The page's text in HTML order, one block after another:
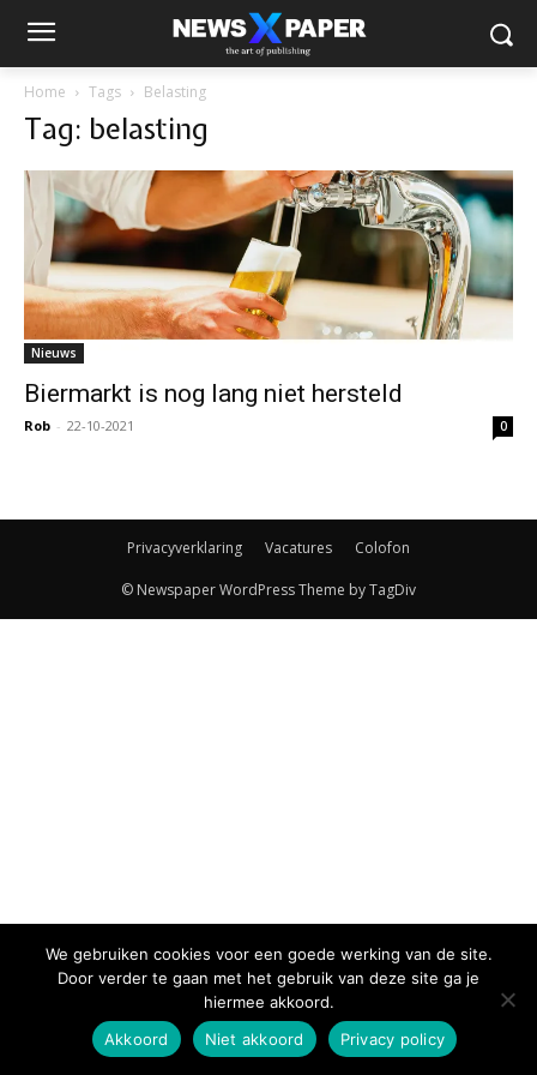
Home Tags Belasting
Tag: belasting
Nieuws
Biermarkt is nog lang niet hersteld
Rob - 22-10-2021 0
Privacyverklaring Vacatures Colofon
© Newspaper WordPress Theme by TagDiv
We gebruiken cookies voor een goede werking van de site.
Door verder te gaan met het gebruik van deze site ga je
hiermee akkoord.
Akkoord
Niet akkoord Privacy policy